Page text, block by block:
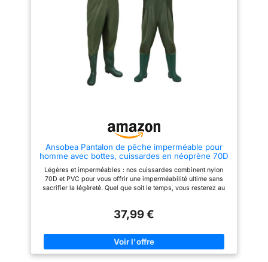
【Ajustables et confortables :】
ces cuissardes de pêche sont
dotées de bretelles réglables
qui permettent de les mettre et
de les enlever facilement et
rapidement. De plus, les
bretelles assurent un ajustement
parfait et un confort de port
optimal. 【Bottes intégrées pour
plus de commodité :】 grâce à
l'énergie par rapport à des
séparées.
poitrine APPLICATION : Ces
cuissardes de pêche sont
conçues pour vous garder au
sec et au chaud dans vos
aventures de pêche, de chasse,
de travail agricole ou toute autre
situation salissante. Les tailles
vont de 40 à 47 SOUTIEN :
Rincez-les à l'eau douce sans
problème de qualité se produit,
résoudre le problème
Ansobea Pantalon de pêche imperméable pour
homme avec bottes, cuissardes en néoprène 70D
construction, vert, 42/43L
Légères et imperméables : nos cuissardes combinent nylon
70D et PVC pour vous offrir une imperméabilité ultime sans
sacrifier la légèreté. Quel que soit le temps, vous resterez au
garantissent un maintien ferme dans n'importe quel
boueuses, ce pantalon vous offre la traction dont vous avez
besoin pour vous concentrer sur la pêche. Fabrication
professionnelle : chaque couture de nos cuissardes en
37,99 €